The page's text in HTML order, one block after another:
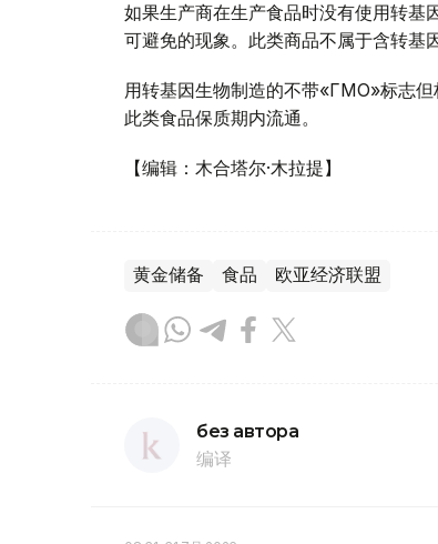
如果生产商在生产食品时没有使用转基
可避免的现象。此类商品不属于含转基
用转基因生物制造的不带«ГМО»标志但
此类食品保质期内流通。
【编辑：木合塔尔·木拉提】
黄金储备 食品 欧亚经济联盟
без автора
编译